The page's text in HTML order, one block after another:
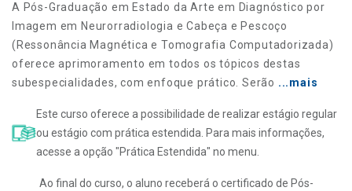
A Pós-Graduação em Estado da Arte em Diagnóstico por
Imagem em Neurorradiologia e Cabeça e Pescoço
(Ressonância Magnética e Tomografia Computadorizada)
oferece aprimoramento em todos os tópicos destas
subespecialidades, com enfoque prático. Serão ...mais
Este curso oferece a possibilidade de realizar estágio regular
ou estágio com prática estendida. Para mais informações,
acesse a opção "Prática Estendida" no menu.
Ao final do curso, o aluno receberá o certificado de Pós-